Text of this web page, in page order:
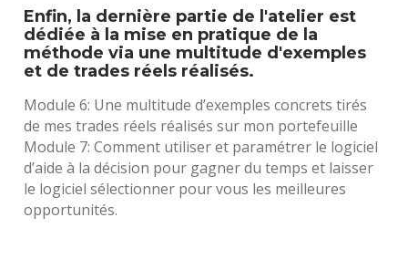
Enfin, la dernière partie de l'atelier est
dédiée à la mise en pratique de la
méthode via une multitude d'exemples
et de trades réels réalisés.
Module 6: Une multitude d’exemples concrets tirés
de mes trades réels réalisés sur mon portefeuille
Module 7: Comment utiliser et paramétrer le logiciel
d’aide à la décision pour gagner du temps et laisser
le logiciel sélectionner pour vous les meilleures
opportunités.